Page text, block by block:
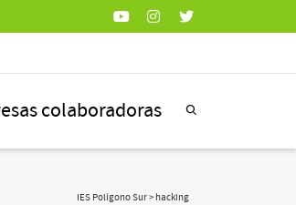
colaboradoras
IES Polígono Sur> hacking